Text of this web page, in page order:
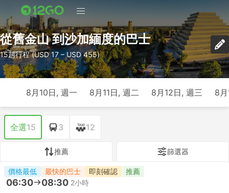
從舊金山 到沙加緬度的巴士
15趟行程 (USD 17 – USD 455)
8月10日, 週一 8月11日, 週二 8月12日, 週三 8
全選15 3 12
推薦 篩選器
價格最低 最快的巴士 即刻確認 推薦
06:30 08:30 2小時